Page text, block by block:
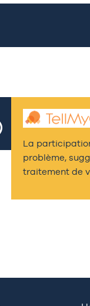
La
problème,
traitement de